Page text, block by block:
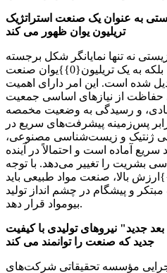
به عنوان یک صنعت استراتژیک
تریلیون یوان ظهور می کند
نه تنها نمایانگر شکل برجسته
ای از نیروهای مولد جدید است، بلکه به یک تریلیون{0}}یوان صنعت
شده است. این امر دارای اهمیت
حفاظت از نیازهای اساسی جمعیت
و رسیدگی به وضعیت مخمصه
پس‌زمینه پیشرفت‌های سریع در
ژنتیک و زیست‌شناسی مصنوعی،
آماده است و احتمالاً در آینده
بشریت را تغییر می‌دهد. با توجه
ویژگی‌های ذاتی طبیعی و{4}}ارزش بالا، صنعت مواد طبیعی باید
و پیشگام در چشم انداز تولید
بیومواد قرار دهد.
جدید" نیروهای تولیدی با کیفیت
جدید که صنعت را توانمند می کند
مؤسسه تحقیقاتی شرکت‌های